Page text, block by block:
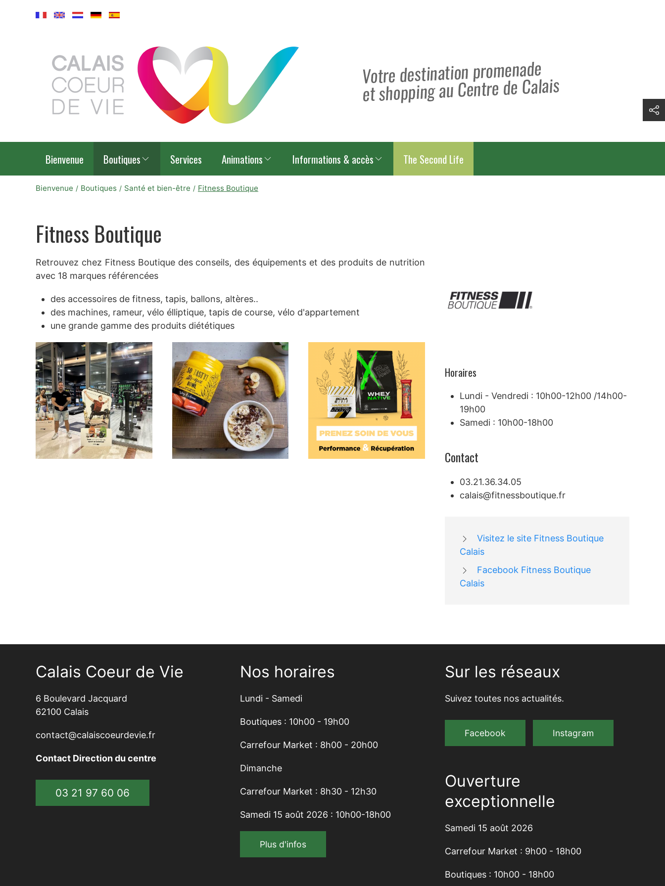
Bienvenue Boutiques Services Animations Informations & accès The Second Life
Bienvenue Boutiques Santé et bien-être Fitness Boutique
Fitness Boutique
Retrouvez chez Fitness Boutique des conseils, des équipements et des produits de nutrition
avec 18 marques référencées
des accessoires de fitness, tapis, ballons, altères..
des machines, rameur, vélo élliptique, tapis de course, vélo d'appartement
une grande gamme des produits diététiques
Horaires
Lundi - Vendredi : 10h00-12h00 /14h00-
19h00
Samedi : 10h00-18h00
Contact
03.21.36.34.05
calais@fitnessboutique.fr
Visitez le site Fitness Boutique
Calais
Facebook Fitness Boutique
Calais
Calais Coeur de Vie
6 Boulevard Jacquard
62100 Calais
contact@calaiscoeurdevie.fr
Contact Direction du centre
03 21 97 60 06
Nos horaires
Lundi - Samedi
Boutiques : 10h00 - 19h00
Carrefour Market : 8h00 - 20h00
Dimanche
Carrefour Market : 8h30 - 12h30
Samedi 15 août 2026 : 10h00-18h00
Plus d'infos
Sur les réseaux
Suivez toutes nos actualités.
Facebook Instagram
Ouverture
exceptionnelle
Samedi 15 août 2026
Carrefour Market : 9h00 - 18h00
Boutiques : 10h00 - 18h00